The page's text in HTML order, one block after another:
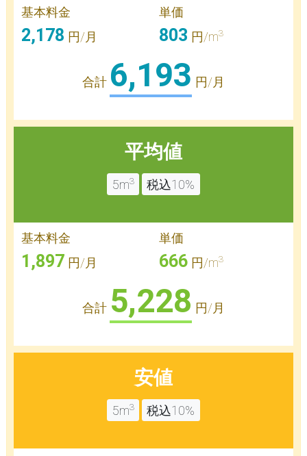
基本料金
2,178 円/月
単価
803 円/m3
合計 6,193 円/月
平均値
5m3 税込10%
基本料金
1,897 円/月
単価
666円/m3
合計 5,228 円/月
安値
5m3 税込10%